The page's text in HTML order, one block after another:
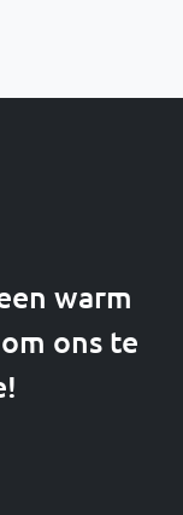
warm
ons te